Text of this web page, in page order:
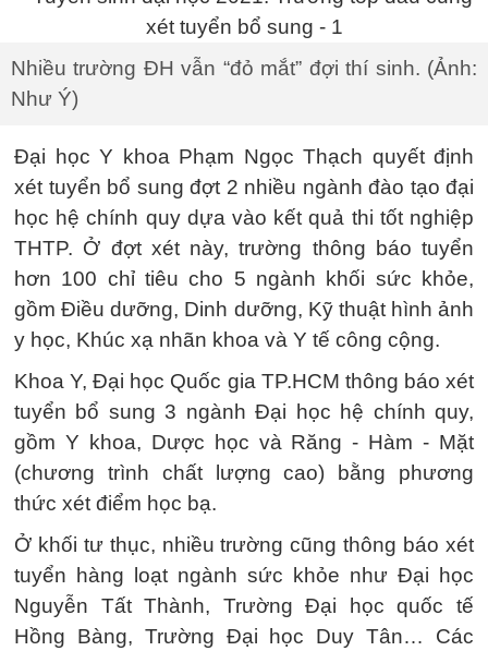
Nhiều trường ĐH vẫn “đỏ mắt” đợi thí sinh. (Ảnh:
Như Ý)
Đại học Y khoa Phạm Ngọc Thạch quyết định
xét tuyển bổ sung đợt 2 nhiều ngành đào tạo đại
học hệ chính quy dựa vào kết quả thi tốt nghiệp
THTP. Ở đợt xét này, trường thông báo tuyển
hơn 100 chỉ tiêu cho 5 ngành khối sức khỏe,
gồm Điều dưỡng, Dinh dưỡng, Kỹ thuật hình ảnh
y học, Khúc xạ nhãn khoa và Y tế công cộng.
Khoa Y, Đại học Quốc gia TP.HCM thông báo xét
tuyển bổ sung 3 ngành Đại học hệ chính quy,
gồm Y khoa, Dược học và Răng - Hàm - Mặt
(chương trình chất lượng cao) bằng phương
thức xét điểm học bạ.
Ở khối tư thục, nhiều trường cũng thông báo xét
tuyển hàng loạt ngành sức khỏe như Đại học
Nguyễn Tất Thành, Trường Đại học quốc tế
Hồng Bàng, Trường Đại học Duy Tân… Các